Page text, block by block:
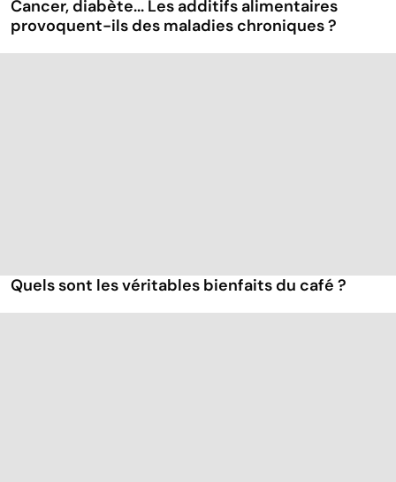
Cancer, diabète... Les additifs alimentaires
provoquent-ils des maladies chroniques ?
Quels sont les véritables bienfaits du café ?